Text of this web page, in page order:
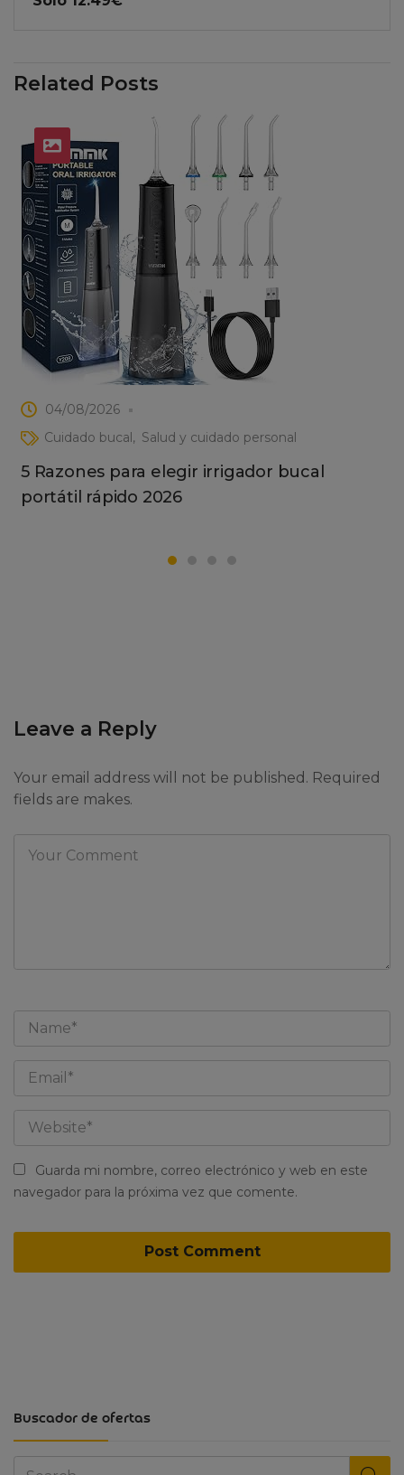
Buscador de ofertas
Related Posts
04/08/2026
Cuidado bucal
Salud y cuidado personal
5 Razones para elegir irrigador bucal
portátil rápido 2026
Leave a Reply
Your email address will not be published. Required
fields are makes.
Guarda mi nombre, correo electrónico y web en este
navegador para la próxima vez que comente.